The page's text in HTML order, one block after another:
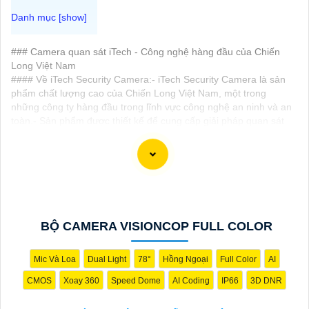
### Camera quan sát iTech - Công nghệ hàng đầu của Chiến
Long Việt Nam
#### Về iTech Security Camera:- iTech Security Camera là sản
phẩm chất lượng cao của Chiến Long Việt Nam, một trong
những công ty hàng đầu trong lĩnh vực công nghệ an ninh và an
#### Công nghệ tiên tiến:- Camera quan sát iTech được trang bị
#### Phù hợp với nhiều môi trường:- Sản phẩm được thiết kế để
hoạt động ổn định trong nhiều điều kiện khác nhau, từ ngoài trời
đến trong nhà.- Chịu nước, chịu nhiệt, và chống chịu những yếu
tố môi trường khắc nghiệt.
#### Hướng dẫn sử dụng đơn giản:- Được tích hợp với giao
diện dễ sử dụng, giúp người dùng cài đặt và vận hành một cách
BỘ CAMERA VISIONCOP FULL COLOR
Mic Và Loa Dual Light 78° Hồng Ngoại Full Color AI
CMOS Xoay 360 Speed Dome AI Coding IP66 3D DNR